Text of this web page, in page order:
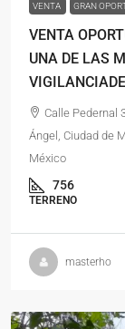
VENTA GRAN
VENTA
UNA DE LAS
Calle Pedernal
Ángel, Ciudad de
México
756
TERRENO
masterho